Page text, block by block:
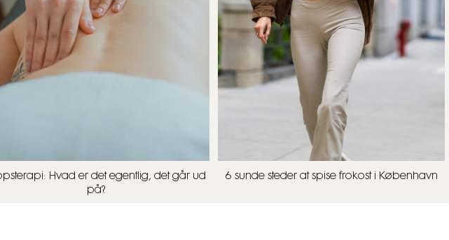
Hvad er det egentlig, det går ud
på?
6 sunde steder at spise frokost i København